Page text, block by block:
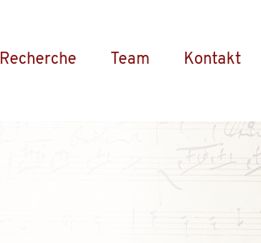
Recherche Team Kontakt